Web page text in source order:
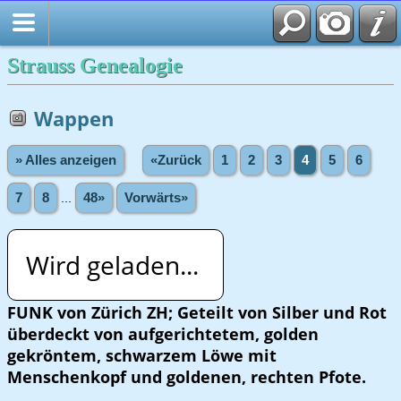
Strauss Genealogie
Wappen
» Alles anzeigen «Zurück 1 2 3 4 5 6
7 8 48» Vorwärts»
Wird geladen...
FUNK von Zürich ZH; Geteilt von Silber und Rot
überdeckt von aufgerichtetem, golden
gekröntem, schwarzem Löwe mit
Menschenkopf und goldenen, rechten Pfote.